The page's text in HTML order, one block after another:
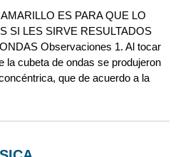
ES PARA QUE LO
SI LES SIRVE RESULTADOS
Observaciones 1. Al tocar
la cubeta de ondas se produjeron
que de acuerdo a la